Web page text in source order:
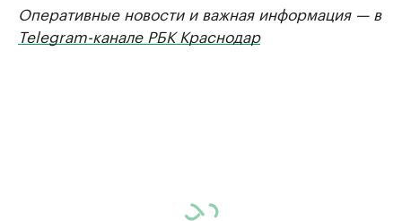
Оперативные новости и важная информация — в
Telegram-канале РБК Краснодар